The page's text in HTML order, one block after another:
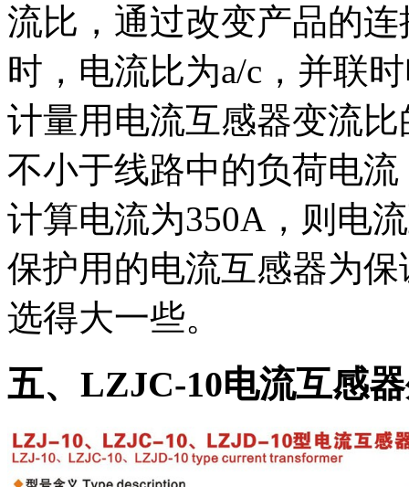
流比，通过改变产品的
时，电流比为a/c，并联
计量用电流互感器变流
不小于线路中的负荷电
计算电流为350A，则电
保护用的电流互感器为
选得大一些。
五、LZJC-10电流互感